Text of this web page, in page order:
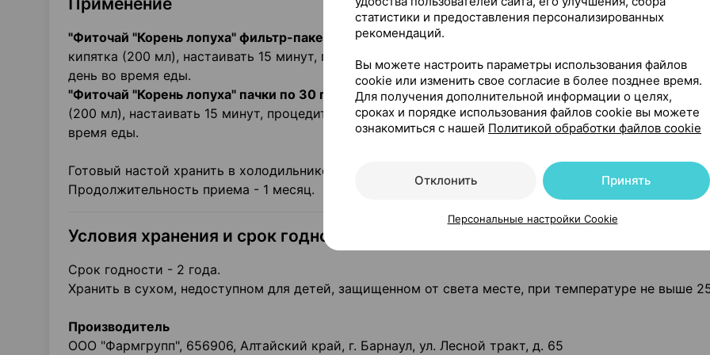
"Фиточай "Корень лопуха" фильтр-пакеты по 1,5 г- 2,0 г:1 фильтр-пакет (1,5 - 2 г) залить 1 стаканом
кипятка (200 мл), настаивать 15 минут, процедить, принимать взрослым по 1/2 стакана (100мл) 2
день во время еды.
"Фиточай "Корень лопуха" пачки по 30 г - 100 г: 1 чайную ложку россыпи (2 г) залить 1 стаканом
(200 мл), настаивать 15 минут, процедить, принимать взрослым по 1/2 стакана (100мл) 2 раза в день
время еды.
Готовый настой хранить в холодильнике.
Продолжительность приема - 1 месяц.
Условия хранения и срок годности
Срок годности - 2 года.
Хранить в сухом, недоступном для детей, защищенном от света месте, при температуре не выше
Производитель
ООО "Фармгрупп", 656906, Алтайский край, г. Барнаул, ул. Лесной тракт, д. 65
статистики и предоставления персонализированных
рекомендаций.
Вы можете настроить параметры использования файлов
cookie или изменить свое согласие в более позднее время.
Для получения дополнительной информации о целях,
сроках и порядке использования файлов cookie вы можете
ознакомиться с нашей Политикой обработки файлов cookie
Отклонить Принять
Персональные настройки Cookie